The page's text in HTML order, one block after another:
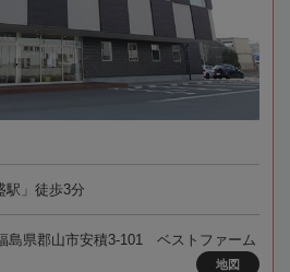
駅」徒歩3分
島県郡山市安積3-101 ベストファーム
地図